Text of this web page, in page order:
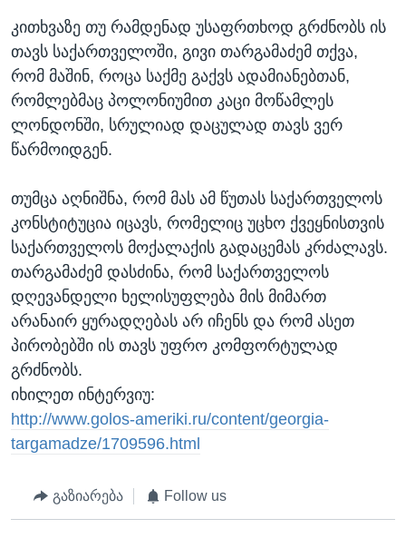
კითხვაზე თუ რამდენად უსაფრთხოდ გრძნობს ის
თავს საქართველოში, გივი თარგამაძემ თქვა,
რომ მაშინ, როცა საქმე გაქვს ადამიანებთან,
რომლებმაც პოლონიუმით კაცი მოწამლეს
ლონდონში, სრულიად დაცულად თავს ვერ
წარმოიდგენ.
თუმცა აღნიშნა, რომ მას ამ წუთას საქართველოს
კონსტიტუცია იცავს, რომელიც უცხო ქვეყნისთვის
საქართველოს მოქალაქის გადაცემას კრძალავს.
თარგამაძემ დასძინა, რომ საქართველოს
დღევანდელი ხელისუფლება მის მიმართ
არანაირ ყურადღებას არ იჩენს და რომ ასეთ
პირობებში ის თავს უფრო კომფორტულად
გრძნობს.
იხილეთ ინტერვიუ:
http://www.golos-ameriki.ru/content/georgia-
targamadze/1709596.html
გაზიარება Follow us